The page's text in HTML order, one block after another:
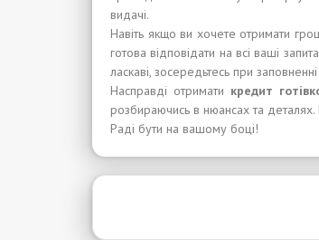
видачі.
Навіть якщо ви хочете отримати
готова відповідати на всі ваші
ласкаві, зосередьтесь при
Насправді отримати кредит
розбираючись в нюансах та
Раді бути на вашому боці!